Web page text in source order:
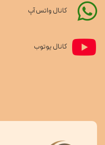
کانال واتس آپ
کانال یوتوب